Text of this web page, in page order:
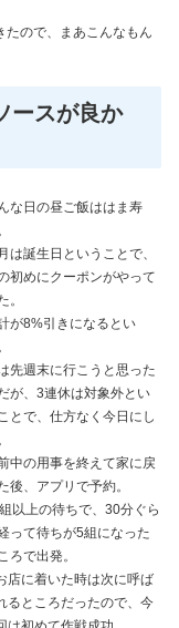
たので、まあこんなもん
ースが良か
な日の昼ご飯ははま寿
は誕生日ということで、
初めにクーポンがやって
。
が8%引きになるとい
先週末に行こうと思った
が、3連休は対象外とい
とで、仕方なく今日にし
中の用事を終えて家に戻
後、アプリで予約。
以上の待ちで、30分ぐら
って待ちが5組になった
ろで出発。
店に着いた時は次に呼ば
るところだったので、今